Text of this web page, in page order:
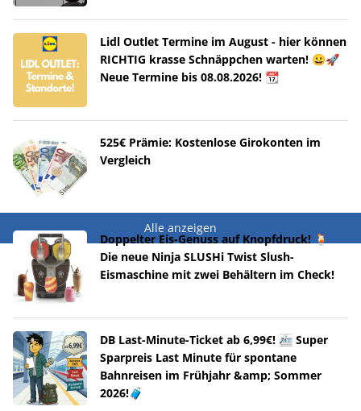
Lidl Outlet Termine im August - hier können
RICHTIG krasse Schnäppchen warten! 😀🚀
Neue Termine bis 08.08.2026! 📆
525€ Prämie: Kostenlose Girokonten im
Vergleich
Alle anzeigen
Doppelter Eis-Genuss auf Knopfdruck! 🍹
Die neue Ninja SLUSHi Twist Slush-
Eismaschine mit zwei Behältern im Check!
DB Last-Minute-Ticket ab 6,99€! 🚈 Super
Sparpreis Last Minute für spontane
Bahnreisen im Frühjahr &amp; Sommer
2026!🧳